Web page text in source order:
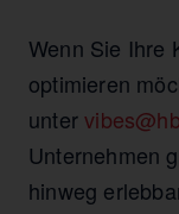
Wenn Sie Ihre
optimieren
unter
Unternehmen
hinweg